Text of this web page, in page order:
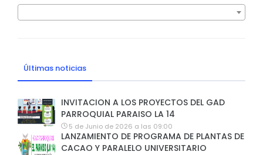
Últimas noticias
INVITACION A LOS PROYECTOS DEL GAD
PARROQUIAL PARAISO LA 14
5 de Junio de 2026 a las 09:00
LANZAMIENTO DE PROGRAMA DE PLANTAS DE
CACAO Y PARALELO UNIVERSITARIO